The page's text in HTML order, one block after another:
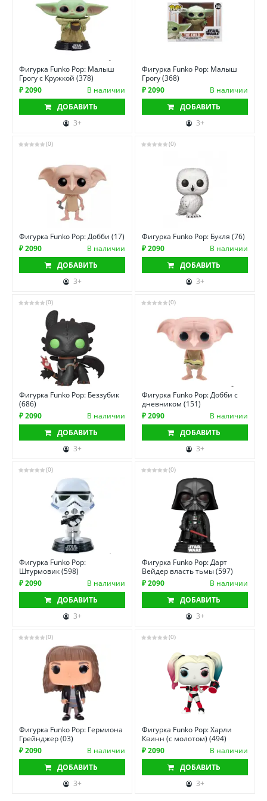
Фигурка Funko Pop: Малыш
Грогу с Кружкой (378)
₽ 2090
В наличии
ДОБАВИТЬ
3+
Фигурка Funko Pop: Малыш
Грогу (368)
₽ 2090
В наличии
ДОБАВИТЬ
3+
(0)
Фигурка Funko Pop: Добби (17)
₽ 2090
В наличии
ДОБАВИТЬ
3+
(0)
Фигурка Funko Pop: Букля (76)
₽ 2090
В наличии
ДОБАВИТЬ
3+
(0)
Фигурка Funko Pop: Беззубик
(686)
₽ 2090
В наличии
ДОБАВИТЬ
3+
(0)
Фигурка Funko Pop: Добби с
дневником (151)
₽ 2090
В наличии
ДОБАВИТЬ
3+
(0)
Фигурка Funko Pop:
Штурмовик (598)
₽ 2090
В наличии
ДОБАВИТЬ
3+
(0)
Фигурка Funko Pop: Дарт
Вейдер власть тьмы (597)
₽ 2090
В наличии
ДОБАВИТЬ
3+
(0)
Фигурка Funko Pop: Гермиона
Грейнджер (03)
₽ 2090
В наличии
ДОБАВИТЬ
3+
(0)
Фигурка Funko Pop: Харли
Квинн (с молотом) (494)
₽ 2090
В наличии
ДОБАВИТЬ
3+